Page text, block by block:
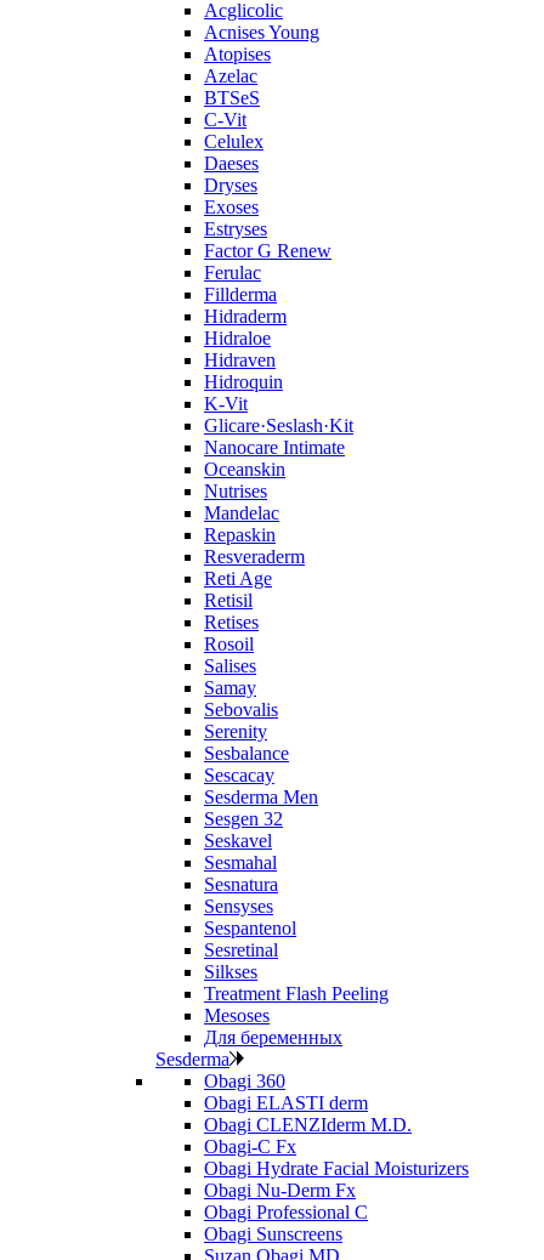
Acglicolic
Acnises Young
Atopises
Azelac
BTSeS
C‑Vit
Celulex
Daeses
Dryses
Exoses
Estryses
Factor G Renew
Ferulac
Fillderma
Hidraderm
Hidraloe
Hidraven
Hidroquin
K-Vit
Glicare·Seslash·Kit
Nanocare Intimate
Oceanskin
Nutrises
Mandelac
Repaskin
Resveraderm
Reti Age
Retisil
Retises
Rosoil
Salises
Samay
Sebovalis
Serenity
Sesbalance
Sescacay
Sesderma Men
Sesgen 32
Seskavel
Sesmahal
Sesnatura
Sensyses
Sespantenol
Sesretinal
Silkses
Treatment Flash Peeling
Mesoses
Для беременных
Sesderma
Obagi 360
Obagi ELASTI derm
Obagi CLENZIderm M.D.
Obagi-C Fx
Obagi Hydrate Facial Moisturizers
Obagi Nu-Derm Fx
Obagi Professional C
Obagi Sunscreens
Suzan Obagi MD